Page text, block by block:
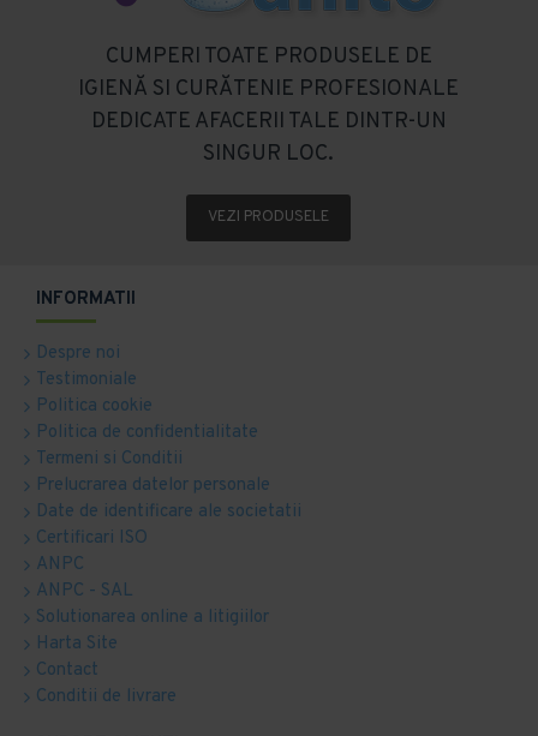
CUMPERI TOATE PRODUSELE DE
IGIENĂ SI CURĂTENIE PROFESIONALE
DEDICATE AFACERII TALE DINTR-UN
SINGUR LOC.
VEZI PRODUSELE
INFORMATII
Despre noi
Testimoniale
Politica cookie
Politica de confidentialitate
Termeni si Conditii
Prelucrarea datelor personale
Date de identificare ale societatii
Certificari ISO
ANPC
ANPC - SAL
Solutionarea online a litigiilor
Harta Site
Contact
Conditii de livrare